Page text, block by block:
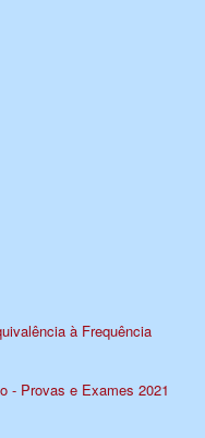
à Frequência
- Provas e Exames 2021